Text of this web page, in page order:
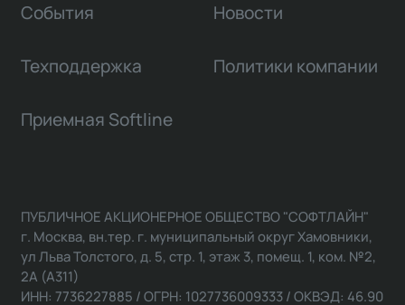
События Новости
Техподдержка Политики компании
Приемная Softline
ПУБЛИЧНОЕ АКЦИОНЕРНОЕ ОБЩЕСТВО "СОФТЛАЙН"
г. Москва, вн.тер. г. муниципальный округ Хамовники,
ул Льва Толстого, д. 5, стр. 1, этаж 3, помещ. 1, ком. №2,
2А (А311)
ИНН: 7736227885 / ОГРН: 1027736009333 / ОКВЭД: 46.90